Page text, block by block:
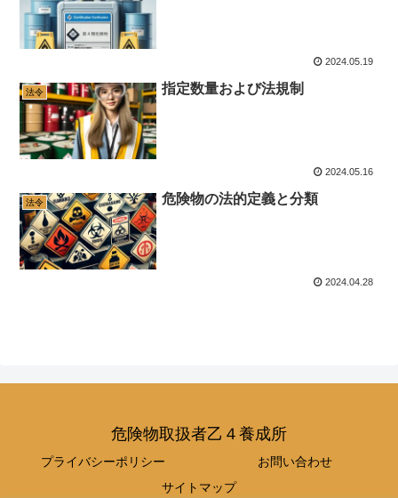
2024.05.19
法令 指定数量および法規制
2024.05.16
法令 危険物の法的定義と分類
2024.04.28
危険物取扱者乙４養成所
プライバシーポリシー
お問い合わせ
サイトマップ